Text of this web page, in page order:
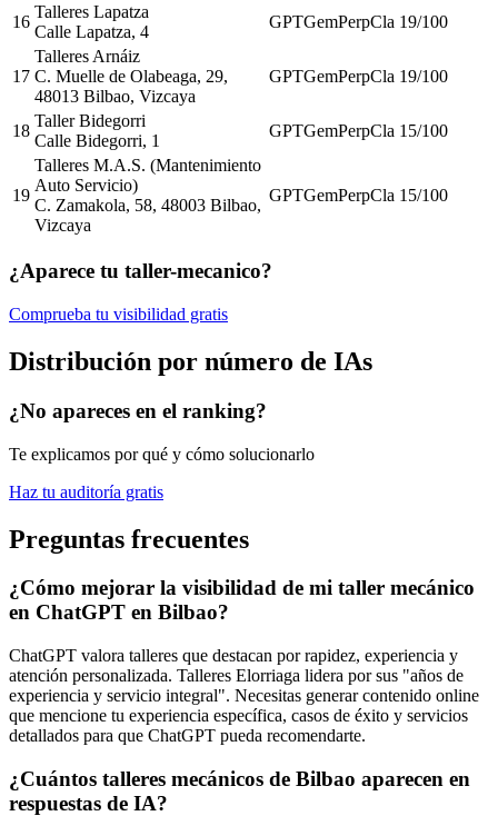
16
Talleres Lapatza
Calle Lapatza, 4
GPTGemPerpCla 19/100
17
Talleres Arnáiz
C. Muelle de Olabeaga, 29,
48013 Bilbao, Vizcaya
GPTGemPerpCla 19/100
18
Taller Bidegorri
Calle Bidegorri, 1
GPTGemPerpCla 15/100
19
Talleres M.A.S. (Mantenimiento
Auto Servicio)
C. Zamakola, 58, 48003 Bilbao,
Vizcaya
GPTGemPerpCla 15/100
¿Aparece tu taller-mecanico?
Comprueba tu visibilidad gratis
Distribución por número de IAs
¿No apareces en el ranking?
Te explicamos por qué y cómo solucionarlo
Haz tu auditoría gratis
Preguntas frecuentes
¿Cómo mejorar la visibilidad de mi taller mecánico
en ChatGPT en Bilbao?
ChatGPT valora talleres que destacan por rapidez, experiencia y
atención personalizada. Talleres Elorriaga lidera por sus "años de
experiencia y servicio integral". Necesitas generar contenido online
que mencione tu experiencia específica, casos de éxito y servicios
detallados para que ChatGPT pueda recomendarte.
¿Cuántos talleres mecánicos de Bilbao aparecen en
respuestas de IA?